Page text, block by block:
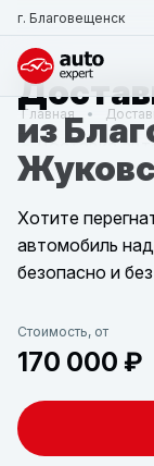
г. Благовещенск
Главная
из
Хотите
автомобиль
безопасно и
Стоимость, от
170 000 ₽